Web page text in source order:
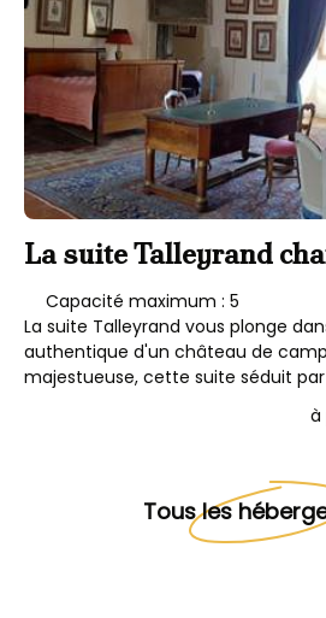
La suite Talleyrand
Capacité maximum : 5
La suite Talleyrand vous plonge
authentique d'un château de
majestueuse, cette suite séduit
à
Tous les